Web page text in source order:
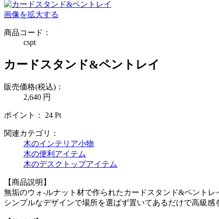
画像を拡大する
商品コード：
cspt
カードスタンド&ペントレイ
販売価格(税込)：
2,640 円
ポイント： 24 Pt
関連カテゴリ：
木のインテリア小物
木の便利アイテム
木のデスクトップアイテム
【商品説明】
無垢のウォ-ルナット材で作られたカードスタンド&ペントレ
シンプルなデザインで場所を選ばず置いてあるだけで高級感